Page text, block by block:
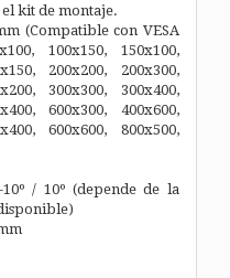
kit de montaje.
(Compatible con VESA
100x150, 150x100,
200x200, 200x300,
300x300, 300x400,
600x300, 400x600,
600x600, 800x500,
/ 10º (depende de la